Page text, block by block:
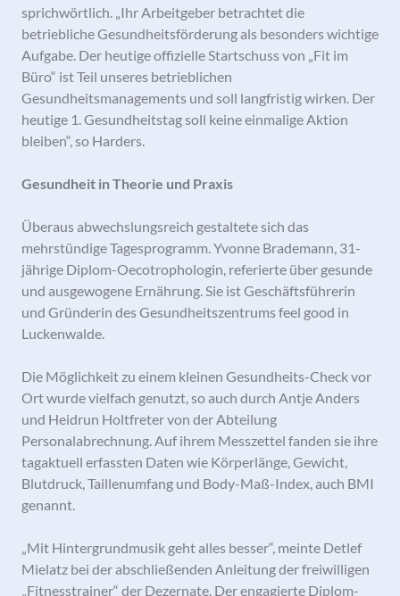
sprichwörtlich. „Ihr Arbeitgeber betrachtet die
betriebliche Gesundheitsförderung als besonders wichtige
Aufgabe. Der heutige offizielle Startschuss von „Fit im
Büro“ ist Teil unseres betrieblichen
Gesundheitsmanagements und soll langfristig wirken. Der
heutige 1. Gesundheitstag soll keine einmalige Aktion
bleiben“, so Harders.
Gesundheit in Theorie und Praxis
Überaus abwechslungsreich gestaltete sich das
mehrstündige Tagesprogramm. Yvonne Brademann, 31-
jährige Diplom-Oecotrophologin, referierte über gesunde
und ausgewogene Ernährung. Sie ist Geschäftsführerin
und Gründerin des Gesundheitszentrums feel good in
Luckenwalde.
Die Möglichkeit zu einem kleinen Gesundheits-Check vor
Ort wurde vielfach genutzt, so auch durch Antje Anders
und Heidrun Holtfreter von der Abteilung
Personalabrechnung. Auf ihrem Messzettel fanden sie ihre
tagaktuell erfassten Daten wie Körperlänge, Gewicht,
Blutdruck, Taillenumfang und Body-Maß-Index, auch BMI
genannt.
„Mit Hintergrundmusik geht alles besser“, meinte Detlef
Mielatz bei der abschließenden Anleitung der freiwilligen
„Fitnesstrainer“ der Dezernate. Der engagierte Diplom-